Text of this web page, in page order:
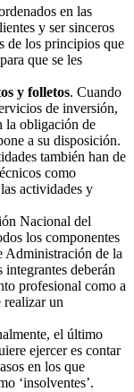
en las
y ser sinceros
de los principios que
que se les
y folletos. Cuando
de inversión,
la obligación de
a su disposición.
también han de
como
actividades y
Nacional del
los componentes
Administración de la
integrantes deberán
profesional como a
realizar un
el último
ejercer es contar
en los que
‘insolventes’.